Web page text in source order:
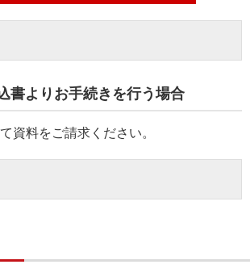
書よりお手続きを行う場合
資料をご請求ください。